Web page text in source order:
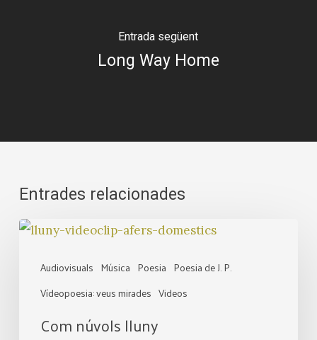
Entrada següent
Long Way Home
Entrades relacionades
Audiovisuals Música Poesia Poesia de J. P.
Vídeopoesia: veus mirades Videos
Com
lluny
Com núvols lluny